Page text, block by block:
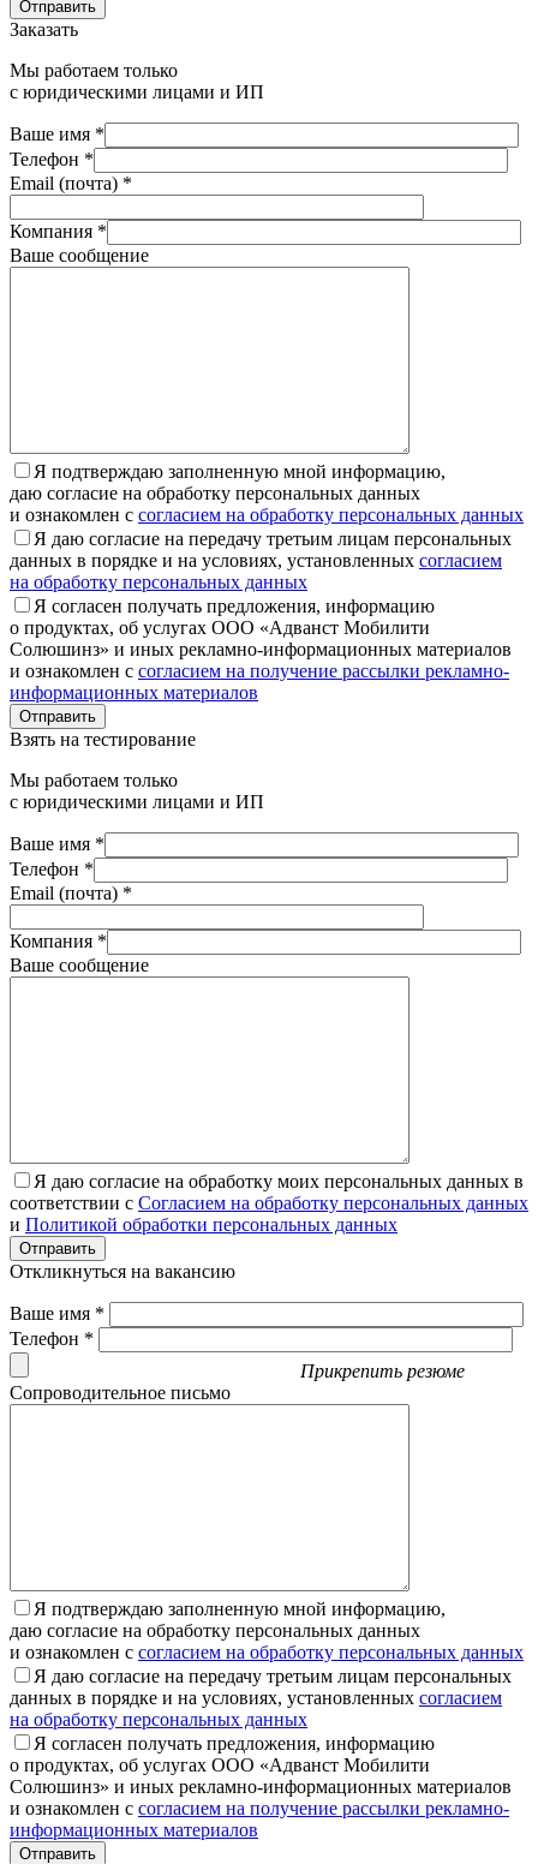
Отправить
Заказать
Мы работаем только
с юридическими лицами и ИП
Ваше имя *
Телефон *
Email (почта) *
Компания *
Ваше сообщение
Я подтверждаю заполненную мной информацию,
даю согласие на обработку персональных данных
и ознакомлен с согласием на обработку персональных данных
Я даю согласие на передачу третьим лицам персональных
данных в порядке и на условиях, установленных согласием
на обработку персональных данных
Я согласен получать предложения, информацию
о продуктах, об услугах ООО «Адванст Мобилити
Солюшинз» и иных рекламно-информационных материалов
и ознакомлен с согласием на получение рассылки рекламно-
информационных материалов
Отправить
Взять на тестирование
Мы работаем только
с юридическими лицами и ИП
Ваше имя *
Телефон *
Email (почта) *
Компания *
Ваше сообщение
Я даю согласие на обработку моих персональных данных в
соответствии с Согласием на обработку персональных данных
и Политикой обработки персональных данных
Отправить
Откликнуться на вакансию
Ваше имя *
Телефон *
Прикрепить резюме
Сопроводительное письмо
Я подтверждаю заполненную мной информацию,
даю согласие на обработку персональных данных
и ознакомлен с согласием на обработку персональных данных
Я даю согласие на передачу третьим лицам персональных
данных в порядке и на условиях, установленных согласием
на обработку персональных данных
Я согласен получать предложения, информацию
о продуктах, об услугах ООО «Адванст Мобилити
Солюшинз» и иных рекламно-информационных материалов
и ознакомлен с согласием на получение рассылки рекламно-
информационных материалов
Отправить